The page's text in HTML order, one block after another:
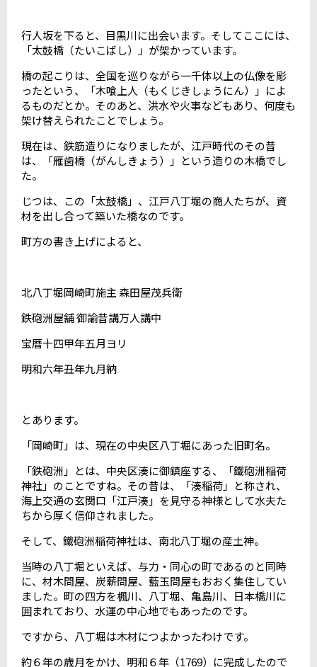
行人坂を下ると、目黒川に出会います。そしてここには、
「太鼓橋（たいこばし）」が架かっています。
橋の起こりは、全国を巡りながら一千体以上の仏像を彫
ったという、「木喰上人（もくじきしょうにん）」によ
るものだとか。そのあと、洪水や火事などもあり、何度も
架け替えられたことでしょう。
現在は、鉄筋造りになりましたが、江戸時代のその昔
は、「雁歯橋（がんしきょう）」という造りの木橋でし
た。
じつは、この「太鼓橋」、江戸八丁堀の商人たちが、資
材を出し合って築いた橋なのです。
町方の書き上げによると、
北八丁堀岡崎町施主 森田屋茂兵衛
鉄砲洲屋舗御諭昔講万人講中
宝暦十四甲年五月ヨリ
明和六年丑年九月納
とあります。
「岡崎町」は、現在の中央区八丁堀にあった旧町名。
「鉄砲洲」とは、中央区湊に御鎮座する、「鐵砲洲稲荷
神社」のことですね。その昔は、「湊稲荷」と称され、
海上交通の玄関口「江戸湊」を見守る神様として水夫た
ちから厚く信仰されました。
そして、鐵砲洲稲荷神社は、 南北八丁堀の産土神。
当時の八丁堀といえば、 与力・同心の町であるのと同時
に、材木問屋、炭薪問屋、藍玉問屋もおおく集住してい
ました。 町の四方を楓川、八丁堀、亀島川、日本橋川に
囲まれており、水運の中心地でもあったのです。
ですから、八丁堀は木材につよかったわけです。
約６年の歳月をかけ、 明和６年（1769）に完成したので